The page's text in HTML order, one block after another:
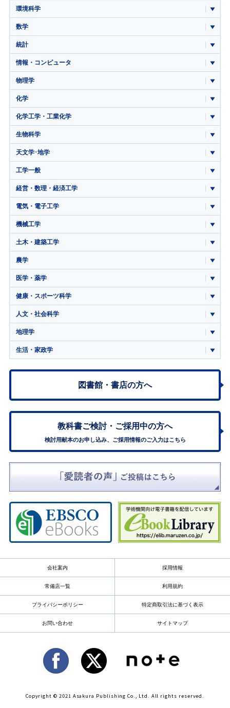
環境科学
数学
統計
情報・コンピュータ
物理学
化学
化学工学・工業化学
生物科学
天文学･地学
工学一般
経営・数理・経済工学
電気・電子工学
機械工学
土木・建築工学
農学
医学・薬学
健康・スポーツ科学
人文・社会科学
地理学
生活・家政学
図書館・書店の方へ
教科書ご検討・ ご採用中の方へ
検討用献本のお申し込み、ご採用情報のご入力はこちら
会社案内 採用情報
常備店一覧 利用規約
プライバシーポリシー 特定商取引法に基づく表示
お問い合わせ サイトマップ
Copyright © 2021 Asakura Publishing Co., Ltd. All rights reserved.